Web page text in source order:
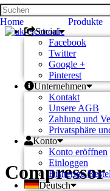
Social
Facebook
Twitter
Google +
Pinterest
Unternehmen
Kontakt
Unsere AGB
Zahlung und
Privatsphäre
Konto
Konto eröffnen
Einloggen
Bisherige
Deutsch
Home Produkte
Compressor